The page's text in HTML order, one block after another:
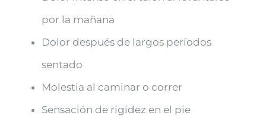
por la mañana
Dolor después de largos períodos
sentado
Molestia al caminar o correr
Sensación de rigidez en el pie